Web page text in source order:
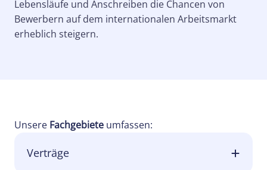
Lebensläufe und Anschreiben die Chancen von
Bewerbern auf dem internationalen Arbeitsmarkt
erheblich steigern.
Unsere Fachgebiete umfassen:
Verträge